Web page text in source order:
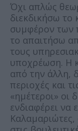
Όχι απλώς
διεκδικήσω το
συμφέρον των
το απαιτήσω
τους
υποχρέωση. Η
από την άλλη,
περιοχές και
«ημέτεροι» οι
ενδιαφέρει